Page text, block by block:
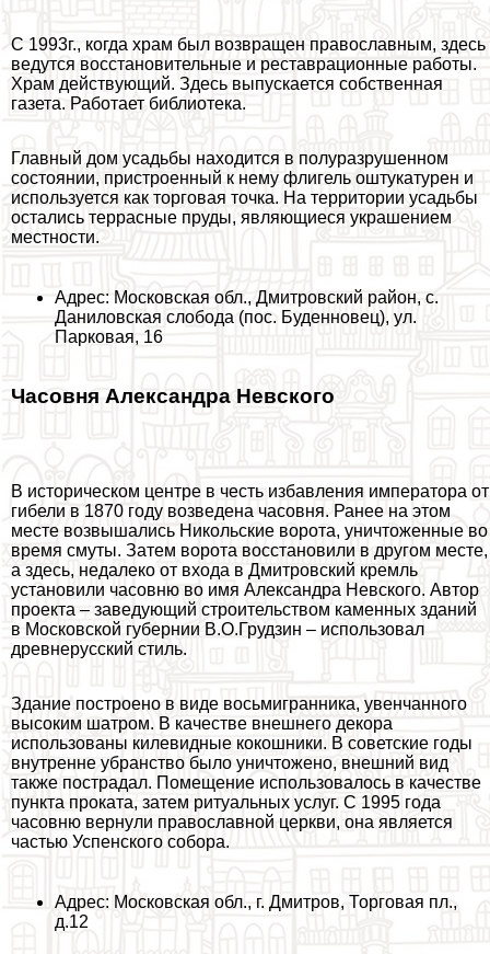
С 1993г., когда храм был возвращен православным, здесь
ведутся восстановительные и реставрационные работы.
Храм действующий. Здесь выпускается собственная
газета. Работает библиотека.
Главный дом усадьбы находится в полуразрушенном
состоянии, пристроенный к нему флигель оштукатурен и
используется как торговая точка. На территории усадьбы
остались террасные пруды, являющиеся украшением
местности.
Адрес: Московская обл., Дмитровский район, с.
Даниловская слобода (пос. Буденновец), ул.
Парковая, 16
Часовня Александра Невского
В историческом центре в честь избавления императора от
гибели в 1870 году возведена часовня. Ранее на этом
месте возвышались Никольские ворота, уничтоженные во
время смуты. Затем ворота восстановили в другом месте,
а здесь, недалеко от входа в Дмитровский кремль
установили часовню во имя Александра Невского. Автор
проекта – заведующий строительством каменных зданий
в Московской губернии В.О.Грудзин – использовал
древнерусский стиль.
Здание построено в виде восьмигранника, увенчанного
высоким шатром. В качестве внешнего декора
использованы килевидные кокошники. В советские годы
внутренне убранство было уничтожено, внешний вид
также пострадал. Помещение использовалось в качестве
пункта проката, затем ритуальных услуг. С 1995 года
часовню вернули православной церкви, она является
частью Успенского собора.
Адрес: Московская обл., г. Дмитров, Торговая пл.,
д.12